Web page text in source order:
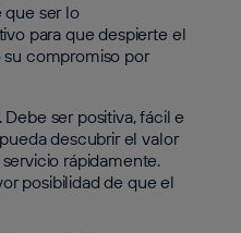
que ser lo
para que despierte el
compromiso por
Debe ser positiva, fácil e
descubrir el valor
rápidamente.
posibilidad de que el